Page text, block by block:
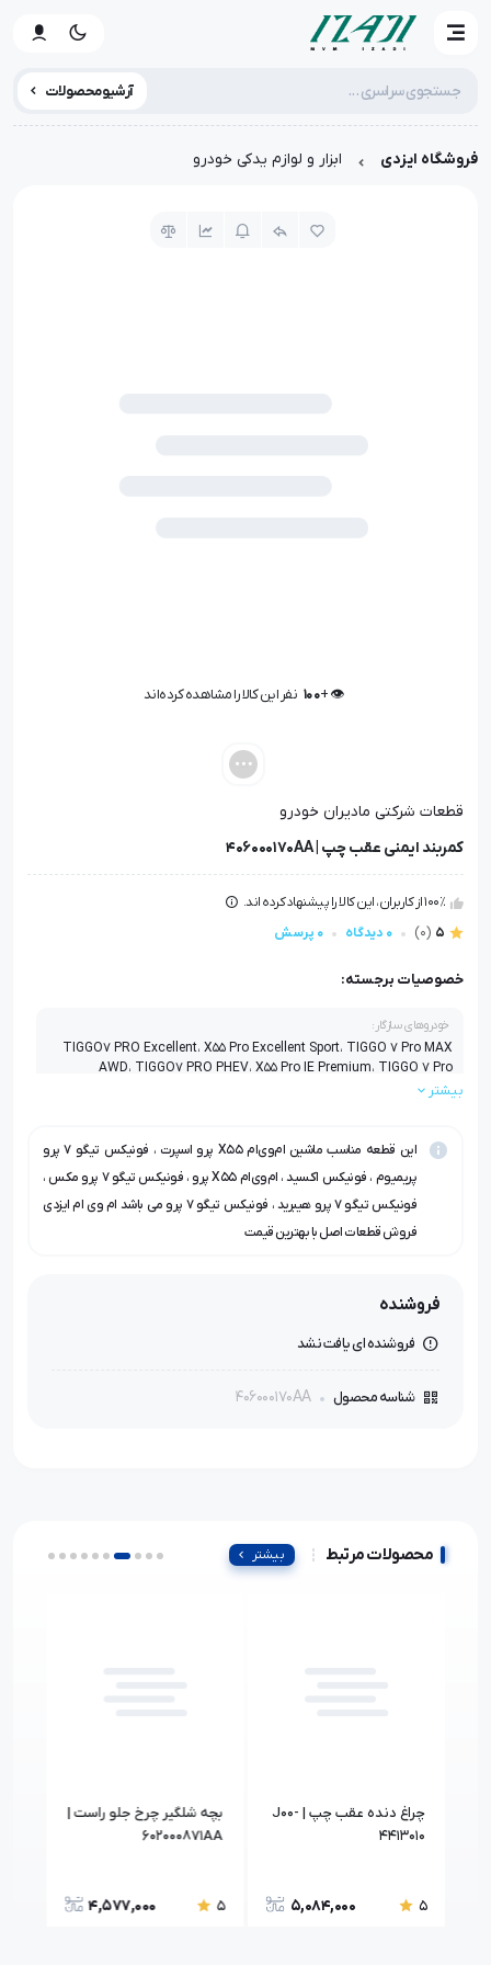
آرشیو محصولات
فروشگاه ایزدی ابزار و لوازم یدکی خودرو
👁️ +
100 نفر این کالا را مشاهده کرده‌اند
قطعات شرکتی مادیران خودرو
کمربند ایمنی عقب چپ | 406000170AA
100٪ از کاربران، این کالا را پیشنهاد کرده اند.
5
(0) 0 دیدگاه 0 پرسش
خصوصیات برجسته:
خودروهای سازگار:
TIGGO7 PRO Excellent، X55 Pro Excellent Sport، TIGGO 7 Pro MAX
AWD، TIGGO7 PRO PHEV، X55 Pro IE Premium، TIGGO 7 Pro
Premium، F7 PRO MAX AWD، MVM X55 PRO Excellent، X55 Pro Max،
بیشتر
این قطعه مناسب ماشین ام‌وی‌ام X55 پرو اسپرت ، فونیکس تیگو ۷ پرو
پریمیوم ، فونیکس اکسید ، ام‌وی‌ام X55 پرو ، فونیکس تیگو ۷ پرو مکس ،
فونیکس تیگو ۷ پرو هیبرید ، فونیکس تیگو ۷ پرو می باشد ام وی ام ایزدی
فروش قطعات اصل با بهترین قیمت
فروشنده
فروشنده ای یافت نشد
شناسه محصول 406000170AA
محصولات مرتبط بیشتر
چراغ دنده عقب چپ | J00-
4413010
5
5,084,000
بچه شلگیر چرخ جلو راست |
602000871AA
5
4,577,000